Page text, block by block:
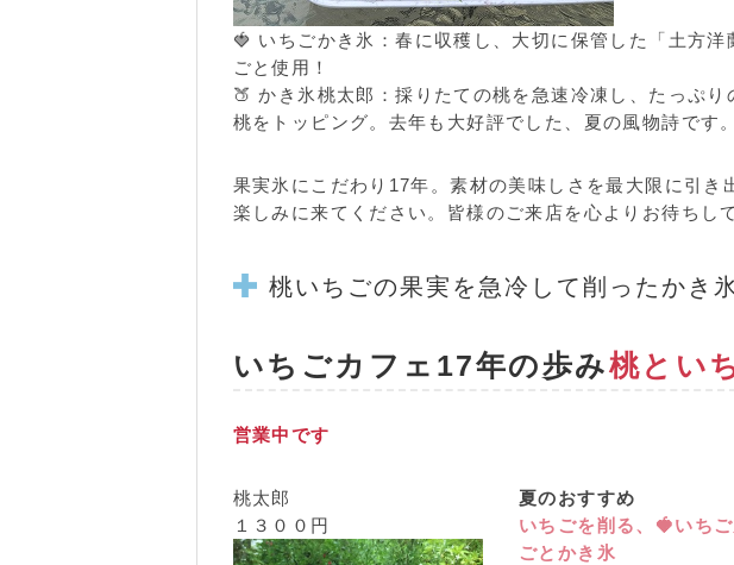
🍓 いちごかき氷：春に収穫し、大切に保管した「土方
ごと使用！
🍑 かき氷桃太郎：採りたての桃を急速冷凍し、たっぷ
桃をトッピング。去年も大好評でした、夏の風物詩です。
果実氷にこだわり17年。素材の美味しさを最大限に引き
楽しみに来てください。皆様のご来店を心よりお待ちし
桃いちごの果実を急冷して削ったかき
いちごカフェ17年の歩み桃とい
営業中です
桃太郎
１３００円
夏のおすすめ
いちごを削る、🍓いち
ごとかき氷